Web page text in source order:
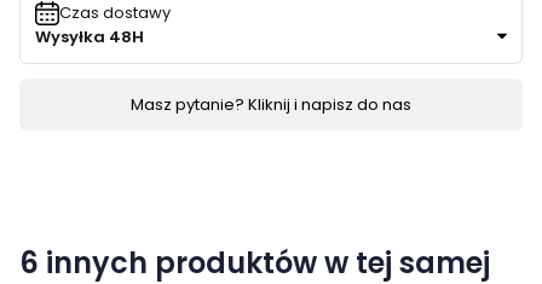
Czas dostawy
Wysyłka 48H
Masz pytanie? Kliknij i napisz do nas
6 innych produktów w tej samej